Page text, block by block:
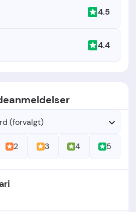
4.5
4.4
(forvalgt)
2 3 4 5